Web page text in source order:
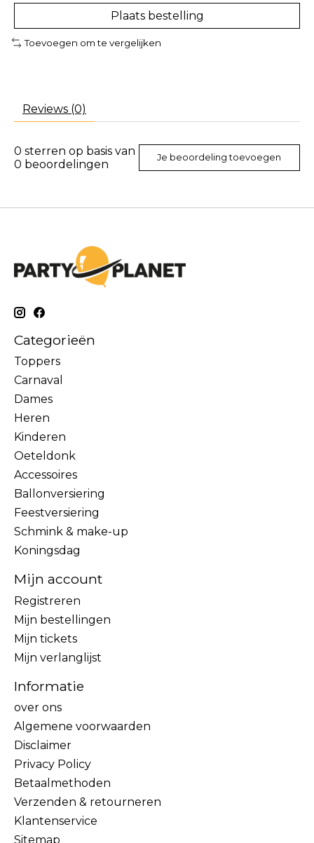
Plaats bestelling
Toevoegen om te vergelijken
Reviews (0)
0 sterren op basis van
0 beoordelingen Je beoordeling toevoegen
Categorieën
Toppers
Carnaval
Dames
Heren
Kinderen
Oeteldonk
Accessoires
Ballonversiering
Feestversiering
Schmink & make-up
Koningsdag
Mijn account
Registreren
Mijn bestellingen
Mijn tickets
Mijn verlanglijst
Informatie
over ons
Algemene voorwaarden
Disclaimer
Privacy Policy
Betaalmethoden
Verzenden & retourneren
Klantenservice
Sitemap